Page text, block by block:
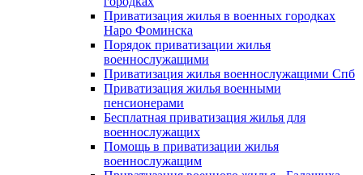
Приватизация жилья в военных городках
Наро Фоминска
Порядок приватизации жилья
военнослужащими
Приватизация жилья военнослужащими Спб
Приватизация жилья военными
пенсионерами
Бесплатная приватизация жилья для
военнослужащих
Помощь в приватизации жилья
военнослужащим